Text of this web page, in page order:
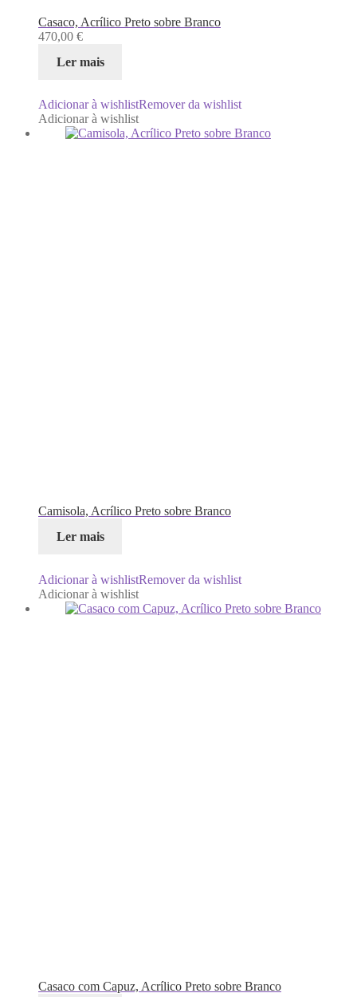
Casaco, Acrílico Preto sobre Branco
470,00 €
Ler mais
Adicionar à wishlistRemover da wishlist
Adicionar à wishlist
Camisola, Acrílico Preto sobre Branco
Ler mais
Adicionar à wishlistRemover da wishlist
Adicionar à wishlist
Casaco com Capuz, Acrílico Preto sobre Branco